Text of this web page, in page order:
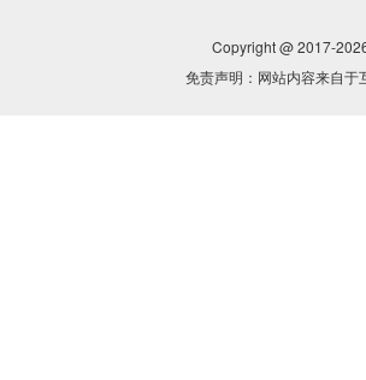
Copyright @ 2017-
免责声明：网站内容来自于